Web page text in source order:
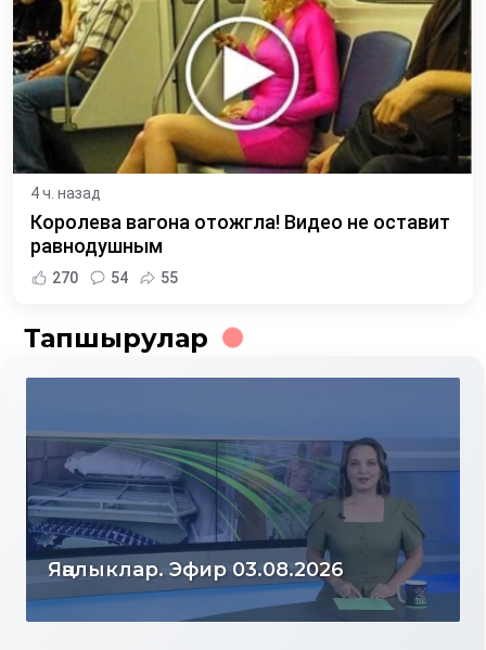
4 ч. назад
Королева вагона отожгла! Видео не оставит
равнодушным
270 54 55
Тапшырулар
Яңалыклар. Эфир 03.08.2026